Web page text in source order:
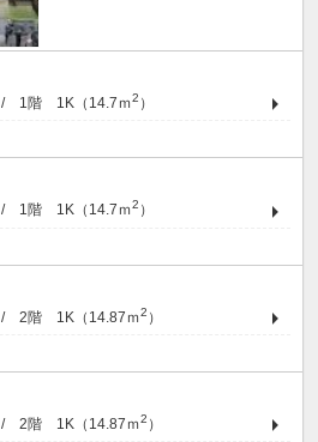
/ 1階 1K（14.7ｍ2 ）
/ 1階 1K（14.7ｍ2 ）
/ 2階 1K（14.87ｍ2 ）
/ 2階 1K（14.87ｍ2 ）